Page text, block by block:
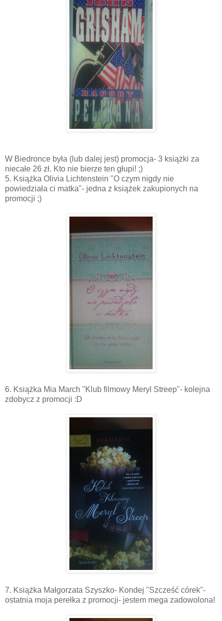
W Biedronce była (lub dalej jest) promocja- 3 książki za
niecałe 26 zł. Kto nie bierze ten głupi! ;)
5. Książka Olivia Lichtenstein "O czym nigdy nie
powiedziała ci matka"- jedna z książek zakupionych na
promocji ;)
6. Książka Mia March "Klub filmowy Meryl Streep"- kolejna
zdobycz z promocji :D
7. Książka Małgorzata Szyszko- Kondej "Szcześć córek"-
ostatnia moja perełka z promocji- jestem mega zadowolona!